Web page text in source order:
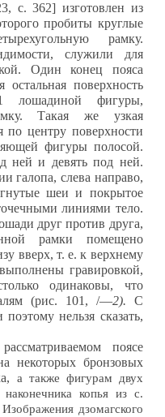
с. 362] изготовлен из
пробиты круглые
рамку.
служили для
Один конец пояса
остальная поверхность
лошадиной фигуры,
Такая же узкая
по центру поверхности
фигуры полосой.
ней и девять под ней.
галопа, слева направо,
шеи и покрытое
линиями тело.
друг против друга,
рамки помещено
вверх, т. е. к верхнему
гравировкой,
одинаковы, что
(рис. 101, /—2). С
нельзя сказать,
поясе
некоторых бронзовых
а также фигурам двух
копья из с.
дзомагского